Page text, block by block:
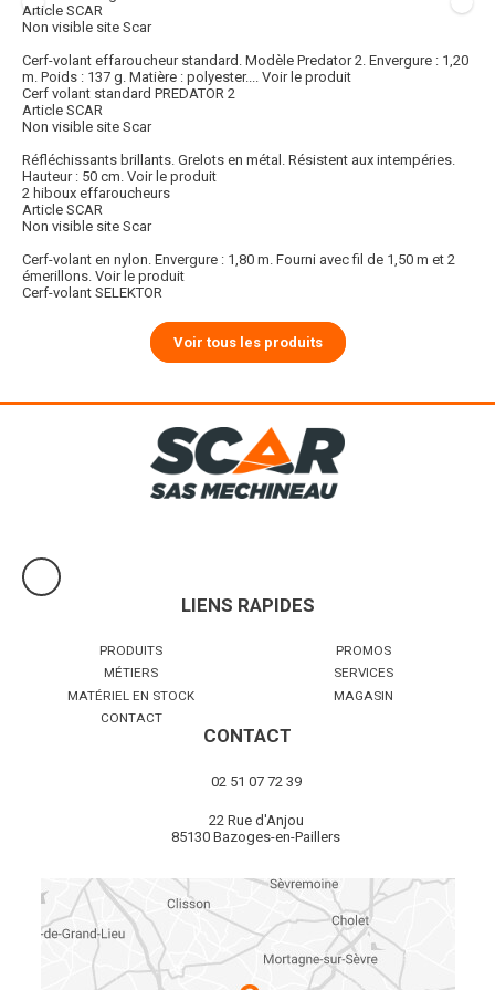
Article SCAR
Non visible site Scar
Cerf-volant effaroucheur standard. Modèle Predator 2. Envergure : 1,20
m. Poids : 137 g. Matière : polyester.... Voir le produit
Cerf volant standard PREDATOR 2
Article SCAR
Non visible site Scar
Réfléchissants brillants. Grelots en métal. Résistent aux intempéries.
Hauteur : 50 cm. Voir le produit
2 hiboux effaroucheurs
Article SCAR
Non visible site Scar
Cerf-volant en nylon. Envergure : 1,80 m. Fourni avec fil de 1,50 m et 2
émerillons. Voir le produit
Cerf-volant SELEKTOR
Voir tous les produits
LIENS RAPIDES
PRODUITS
PROMOS
MÉTIERS
SERVICES
MATÉRIEL EN STOCK
MAGASIN
CONTACT
CONTACT
02 51 07 72 39
22 Rue d'Anjou
85130 Bazoges-en-Paillers